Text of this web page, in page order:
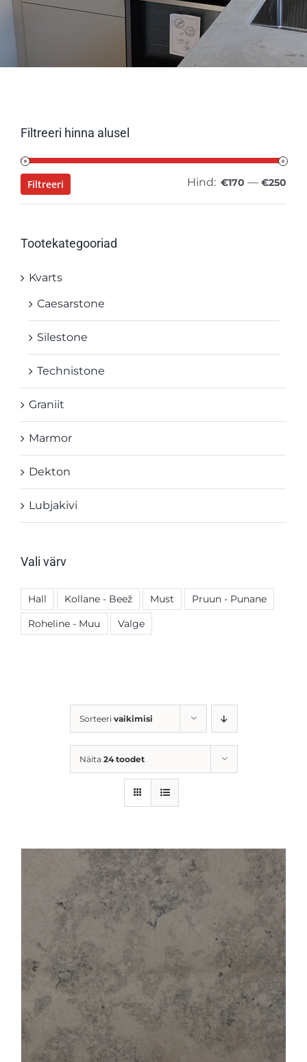
Sorteeri vaikimisi
Näita 24 toodet
Filtreeri hinna alusel
Filtreeri Hind: €170 — €250
Tootekategooriad
Kvarts
Caesarstone
Silestone
Technistone
Graniit
Marmor
Dekton
Lubjakivi
Vali värv
Hall Kollane - Beež Must
Pruun - Punane
Roheline - Muu
Valge